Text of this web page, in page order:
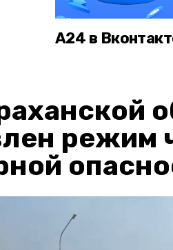
А24 в
режим